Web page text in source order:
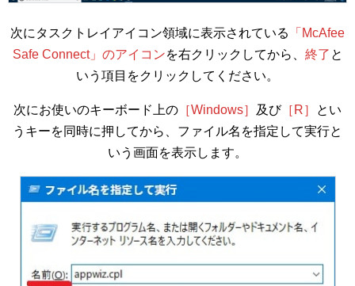
次にタスクトレイアイコン領域に表示されている
「McAfee
Safe Connect」のアイコンを右クリックしてから、 終了 と
いう項目をクリックしてください。
次にお使いのキーボード上の ［Windows］ 及び［R］
とい
うキーを同時に押してから、ファイル名を指定して実行と
いう画面を表示します。